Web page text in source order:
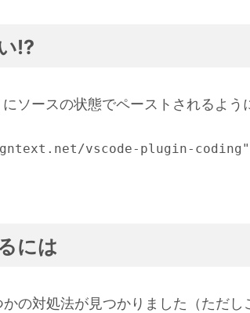
!?
ソースの状態でペーストされるよう
vscode-plugin-
には
の対処法が見つかりました（ただ